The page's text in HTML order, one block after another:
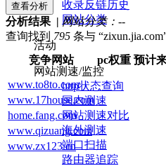
收录反链历史
网站分类
活动
网站测速/监控
http状态查询
国内测速
网站测速对比
海外测速
端口扫描
路由器追踪
分析结果 | 网站分类： --
查询找到 795 条与
竞争网站
pc权重 预计
www.to8to.com
www.17house.com
home.fang.com
www.qizuang.com
www.zx123.cn